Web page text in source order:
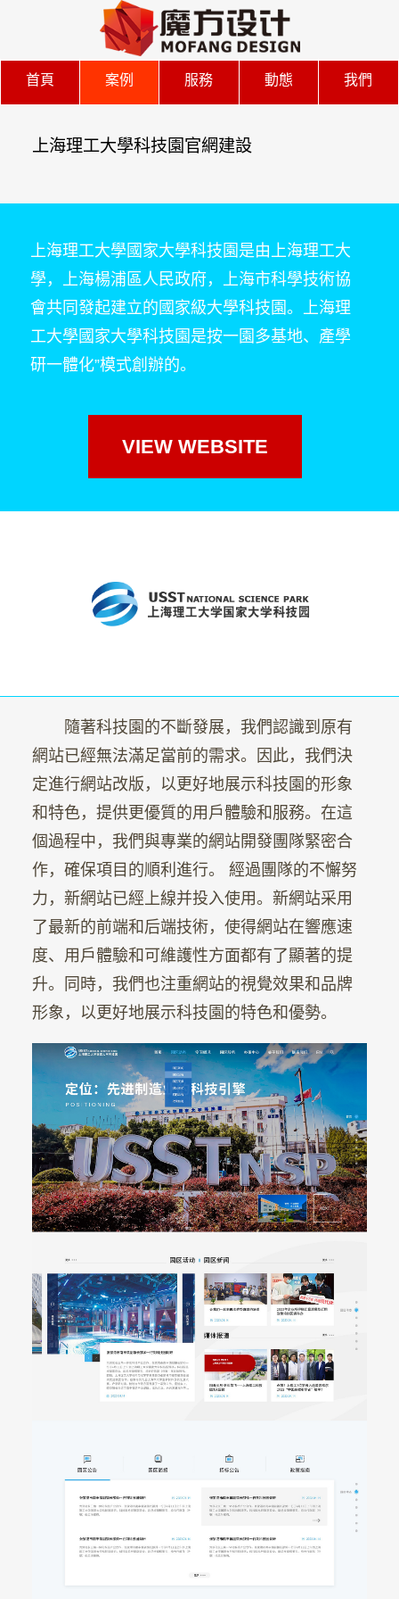
首頁 案例 服務 動態 我們
上海理工大學科技園官網建設
上海理工大學國家大學科技園是由上海理工大
學，上海楊浦區人民政府，上海市科學技術協
會共同發起建立的國家級大學科技園。上海理
工大學國家大學科技園是按一園多基地、產學
研一體化”模式創辦的。
VIEW WEBSITE
隨著科技園的不斷發展，我們認識到原有
網站已經無法滿足當前的需求。因此，我們決
定進行網站改版，以更好地展示科技園的形象
和特色，提供更優質的用戶體驗和服務。在這
個過程中，我們與專業的網站開發團隊緊密合
作，確保項目的順利進行。 經過團隊的不懈努
力，新網站已經上線并投入使用。新網站采用
了最新的前端和后端技術，使得網站在響應速
度、用戶體驗和可維護性方面都有了顯著的提
升。同時，我們也注重網站的視覺效果和品牌
形象，以更好地展示科技園的特色和優勢。